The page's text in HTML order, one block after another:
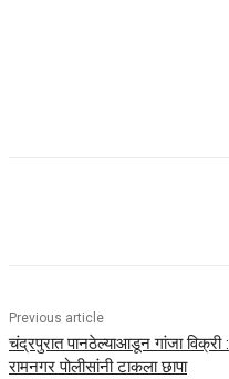
Previous article
चंद्रपुरात पानठेल्याआडून गांजा विक्री :
रामनगर पोलीसांनी टाकला छापा